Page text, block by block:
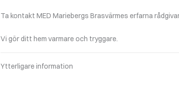
Ta kontakt MED Mariebergs Brasvärmes erfarna
Vi gör ditt hem varmare och tryggare.
Ytterligare information